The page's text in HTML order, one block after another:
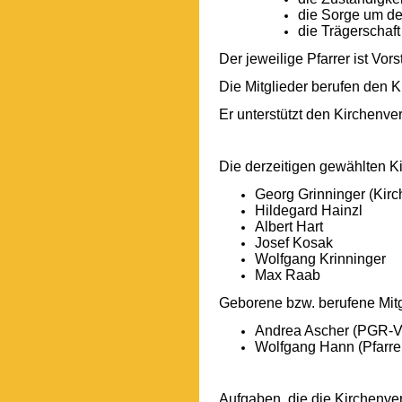
die Sorge um
die
Der jeweilige Pfarrer ist
Die Mitglieder berufen den
Er unterstützt den
Die
Georg Grinninger
Hildegard Hainzl
Albert Hart
Josef Kosak
Wolfgang Krinninger
Max Raab
Geborene bzw. berufene
Andrea Ascher (PGR-
Wolfgang Hann